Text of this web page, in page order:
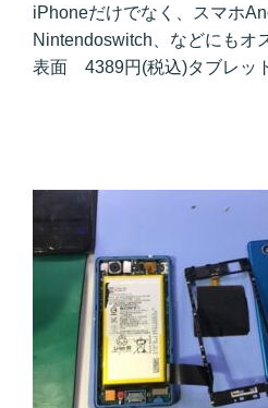
iPhoneだけでなく、スマホ
Nintendoswitch、などにも
表面 4389円(税込)タブレ